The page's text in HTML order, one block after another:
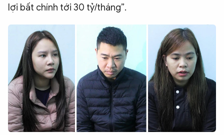
Video
Infographic
Chuyên trangAn ninh thế giới
Văn nghệ Công an
Chuyên đề
lợi bất chính tới 30 tỷ/tháng”.